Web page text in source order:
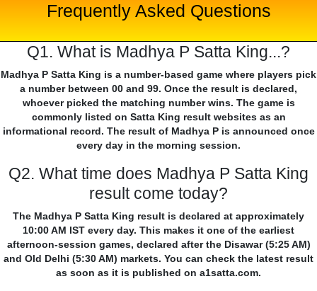
Frequently Asked Questions
Q1. What is Madhya P Satta King...?
Madhya P Satta King is a number-based game where players pick
a number between 00 and 99. Once the result is declared,
whoever picked the matching number wins. The game is
commonly listed on Satta King result websites as an
informational record. The result of Madhya P is announced once
every day in the morning session.
Q2. What time does Madhya P Satta King
result come today?
The Madhya P Satta King result is declared at approximately
10:00 AM IST every day. This makes it one of the earliest
afternoon-session games, declared after the Disawar (5:25 AM)
and Old Delhi (5:30 AM) markets. You can check the latest result
as soon as it is published on a1satta.com.